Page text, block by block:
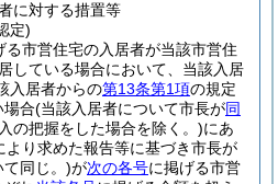
に対する措置等
定)
る市営住宅の入居者が当該市営住
している場合において、当該入居
入居者からの第13条第1項の規定
場合(当該入居者について市長が同
の把握をした場合を除く。)にあ
より求めた報告等に基づき市長が
て同じ。)が次の各号に掲げる市営